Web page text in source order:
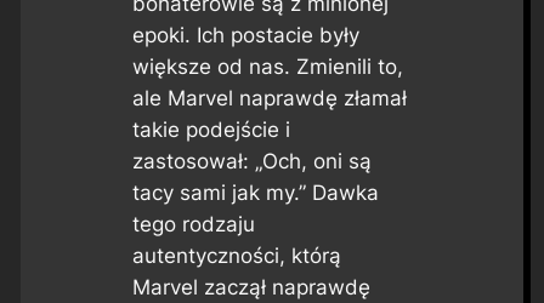
epoki. Ich postacie były
większe od nas. Zmienili to,
ale Marvel naprawdę złamał
takie podejście i
zastosował: „Och, oni są
tacy sami jak my.” Dawka
tego rodzaju
autentyczności, którą
Marvel zaczął naprawdę